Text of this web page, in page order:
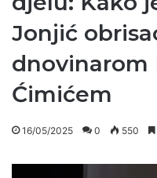
Jonjić
dnovinarom
Ćimićem
16/05/2025 0 550